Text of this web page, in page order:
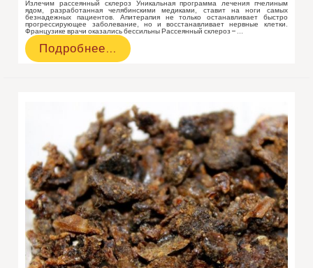
Излечим рассеянный склероз Уникальная программа лечения пчелиным
ядом, разработанная челябинскими медиками, ставит на ноги самых
безнадежных пациентов. Апитерапия не только останавливает быстро
прогрессирующее заболевание, но и восстанавливает нервные клетки.
Французике врачи оказались бессильны Рассеянный склероз – …
Рассеянный
склероз
Подробнее…